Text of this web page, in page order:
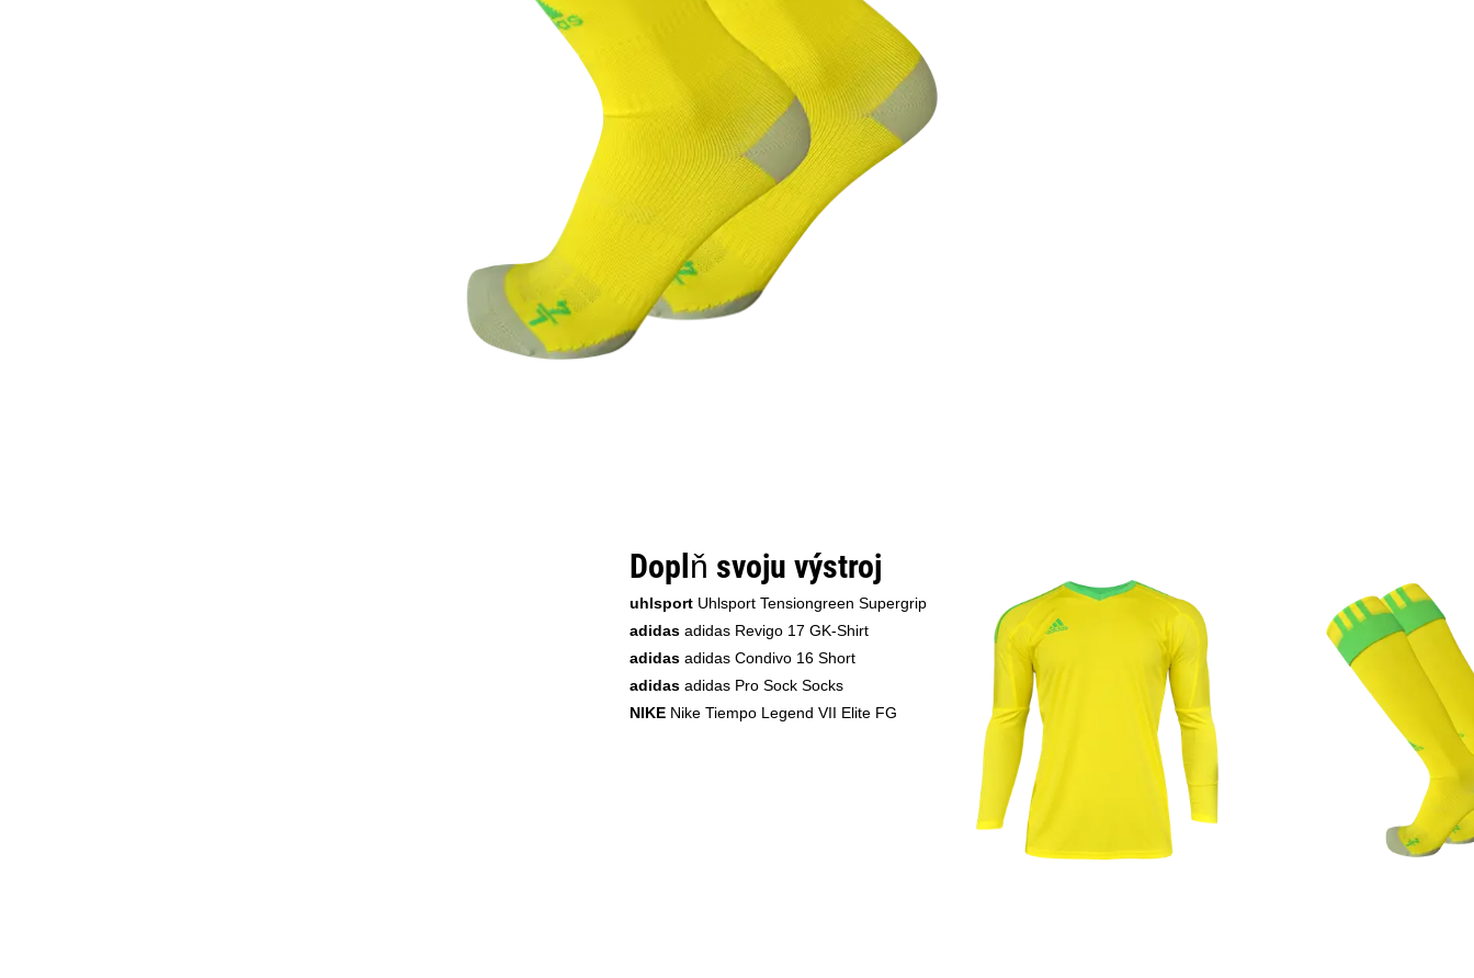
Doplň svoju výstroj
uhlsport Uhlsport Tensiongreen Supergrip
adidas adidas Revigo 17 GK-Shirt
adidas adidas Condivo 16 Short
adidas adidas Pro Sock Socks
NIKE Nike Tiempo Legend VII Elite FG